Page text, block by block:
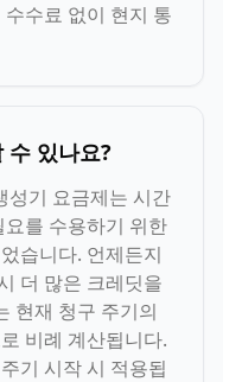
수료 없이 현지 통
수 있나요?
성기 요금제는 시간
를 수용하기 위한
습니다. 언제든지
더 많은 크레딧을
현재 청구 주기의
비례 계산됩니다.
기 시작 시 적용됩